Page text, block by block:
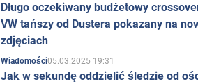
Długo oczekiwany budżetowy
VW tańszy od Dustera pokazany na
zdjęciach
Wiadomości05.03.2025 19:31
Jak w sekundę oddzielić śledzie od